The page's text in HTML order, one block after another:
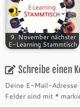
9. November nächster
E-Learning Stammtisch
Schreibe einen
Deine E-Mail-
Felder sind mit *